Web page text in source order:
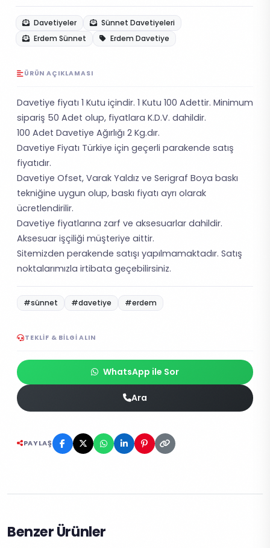
Davetiyeler
Sünnet Davetiyeleri
Erdem Sünnet
Erdem Davetiye
ÜRÜN AÇIKLAMASI
Davetiye fiyatı 1 Kutu içindir. 1 Kutu 100 Adettir. Minimum
sipariş 50 Adet olup, fiyatlara K.D.V. dahildir.
100 Adet Davetiye Ağırlığı 2 Kg.dır.
Davetiye Fiyatı Türkiye için geçerli parakende satış
fiyatıdır.
Davetiye Ofset, Varak Yaldız ve Serigraf Boya baskı
tekniğine uygun olup, baskı fiyatı ayrı olarak
ücretlendirilir.
Davetiye fiyatlarına zarf ve aksesuarlar dahildir.
Aksesuar işçiliği müşteriye aittir.
Sitemizden perakende satışı yapılmamaktadır. Satış
noktalarımızla irtibata geçebilirsiniz.
#sünnet #davetiye #erdem
TEKLIF & BILGI ALIN
WhatsApp ile Sor
Ara
PAYLAŞ
Benzer Ürünler